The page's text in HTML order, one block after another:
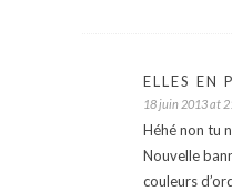
ELLES EN
18 juin 2013 at
Héhé non tu
Nouvelle
couleurs